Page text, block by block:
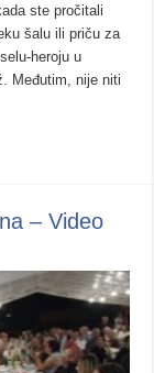
ste pročitali
šalu ili priču za
heroju u
Međutim, nije niti
– Video